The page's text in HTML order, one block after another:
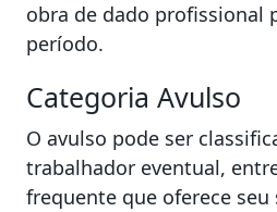
obra de dado profissional
período.
Categoria Avulso
O avulso pode ser
trabalhador eventual,
frequente que oferece seu